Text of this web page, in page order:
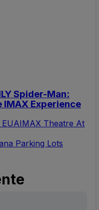
Spider-Man:
IMAX Experience
IMAX Theatre At
Parking Lots